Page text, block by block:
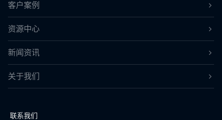
客户案例
资源中心
新闻资讯
关于我们
联系我们